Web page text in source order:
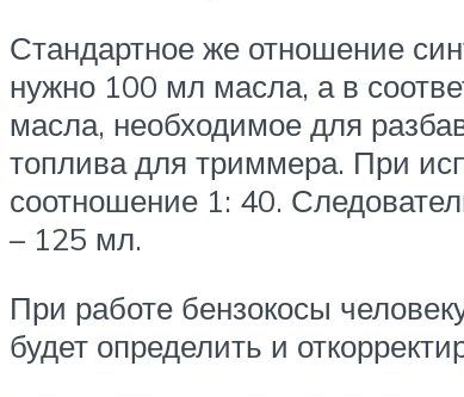
Стандартное же отношение
нужно 100 мл масла, а в
масла, необходимое для
топлива для триммера. При
соотношение 1: 40.
– 125 мл.
При работе бензокосы
будет определить и